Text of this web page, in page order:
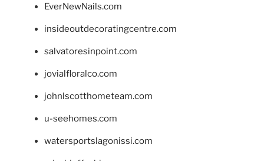
EverNewNails.com
insideoutdecoratingcentre.com
salvatoresinpoint.com
jovialfloralco.com
johnlscotthometeam.com
u-seehomes.com
watersportslagonissi.com